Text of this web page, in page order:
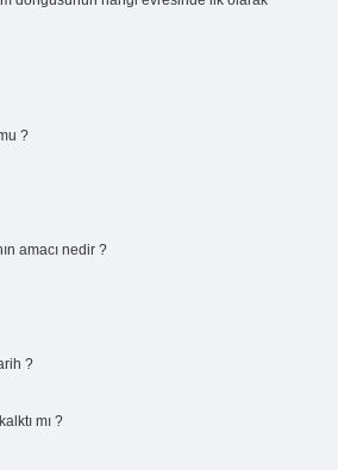
?
amacı nedir ?
?
mı ?